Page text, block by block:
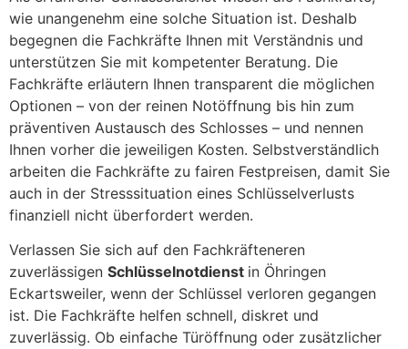
wie unangenehm eine solche Situation ist. Deshalb
begegnen die Fachkräfte Ihnen mit Verständnis und
unterstützen Sie mit kompetenter Beratung. Die
Fachkräfte erläutern Ihnen transparent die möglichen
Optionen – von der reinen Notöffnung bis hin zum
präventiven Austausch des Schlosses – und nennen
Ihnen vorher die jeweiligen Kosten. Selbstverständlich
arbeiten die Fachkräfte zu fairen Festpreisen, damit Sie
auch in der Stresssituation eines Schlüsselverlusts
finanziell nicht überfordert werden.
Verlassen Sie sich auf den Fachkräfteneren
zuverlässigen Schlüsselnotdienst in Öhringen
Eckartsweiler, wenn der Schlüssel verloren gegangen
ist. Die Fachkräfte helfen schnell, diskret und
zuverlässig. Ob einfache Türöffnung oder zusätzlicher